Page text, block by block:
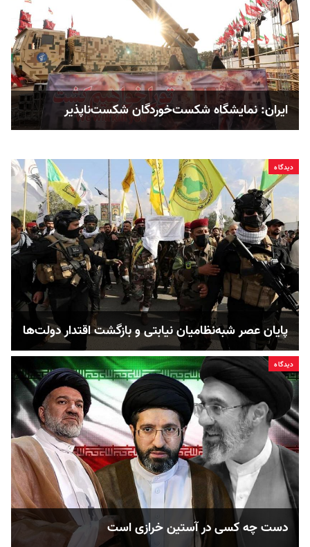
ایران: نمایشگاه شکست‌خوردگان شکست‌ناپذیر
دیدگاه
پایان عصر شبه‌نظامیان نیابتی و بازگشت اقتدار دولت‌ها
دیدگاه
دست چه کسی در آستین خرازی است